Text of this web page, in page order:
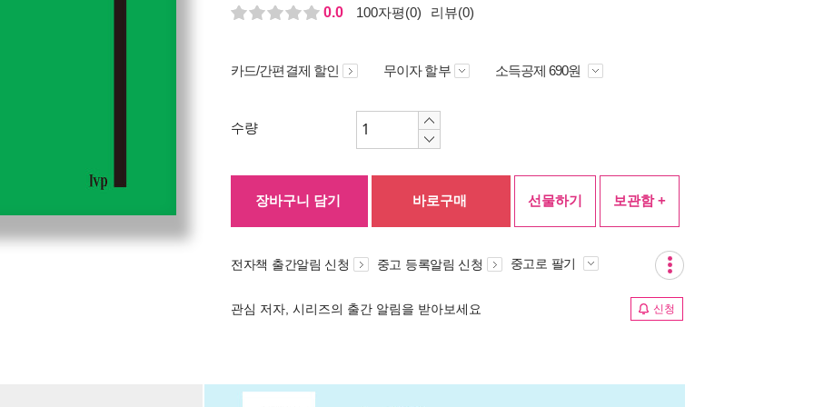
0.0 100자평(0) 리뷰(0)
카드/간편결제 할인 무이자 할부 소득공제 690원
수량
장바구니 담기 바로구매 선물하기 보관함 +
전자책 출간알림 신청 중고 등록알림 신청 중고로 팔기
관심 저자, 시리즈의 출간 알림을 받아보세요 신청